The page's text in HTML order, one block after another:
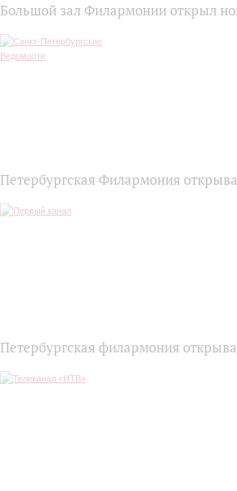
Большой зал Филармонии открыл
Петербургская Филармония
Петербургская филармония